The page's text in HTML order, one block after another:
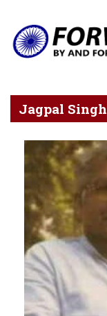
Jagpal Singh